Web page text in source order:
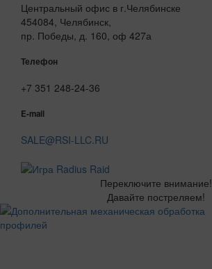
Центральный офис в г.Челябинске
454084, Челябинск,
пр. Победы, д. 160, оф 427а
Телефон
+7 351 248-24-36
E-mail
SALE@RSI-LLC.RU
Переключите внимание!
Давайте постреляем!